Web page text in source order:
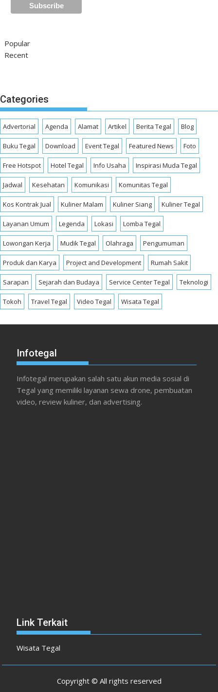
Popular
Recent
Categories
Advertorial Agenda Alamat Artikel Berita Tegal Blog
Buku Tegal Download Event Tegal Featured News Foto
Free Hotspot Hotel Tegal Info Usaha Inspirasi Muda Tegal
Jadwal Kesehatan Komunikasi Komunitas Tegal
Kos Kontrak Jual Kuliner Malam Kuliner Siang Kuliner Tegal
Layanan Umum Legenda Lokasi Lomba Tegal
Lowongan Kerja Mudik Tegal Olahraga Pengumuman
Produk dan Karya Project and Development Rumah Sakit
Sarapan Sejarah dan Budaya Service Center Tegal Teknologi
Tokoh Travel Tegal Video Tegal Wisata Tegal
Infotegal
Infotegal merupakan salah satu akun media sosial di
Tegal yang memiliki layanan sewa drone, pembuatan
video, review kuliner, dan advertising.
Link Terkait
Wisata Tegal
Copyright © All rights reserved